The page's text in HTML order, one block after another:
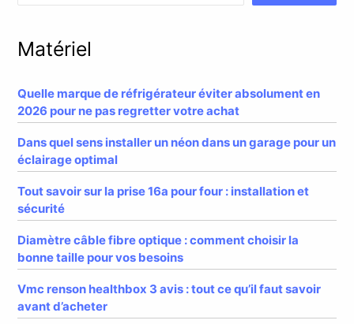
Matériel
Quelle marque de réfrigérateur éviter absolument en
2026 pour ne pas regretter votre achat
Dans quel sens installer un néon dans un garage pour un
éclairage optimal
Tout savoir sur la prise 16a pour four : installation et
sécurité
Diamètre câble fibre optique : comment choisir la
bonne taille pour vos besoins
Vmc renson healthbox 3 avis : tout ce qu’il faut savoir
avant d’acheter